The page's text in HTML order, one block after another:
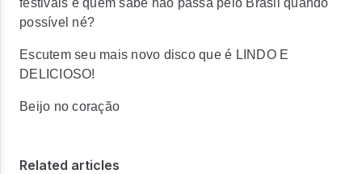
festivais e quem sabe não passa pelo Brasil quando
possível né?
Escutem seu mais novo disco que é LINDO E
DELICIOSO!
Beijo no coração
Related articles